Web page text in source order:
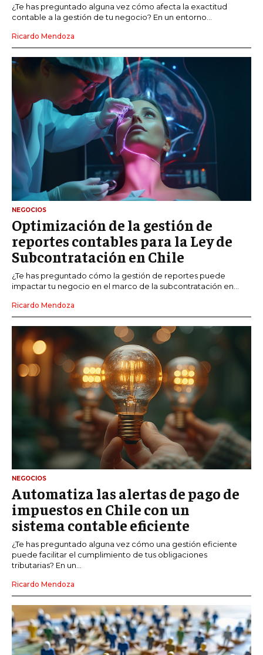
¿Te has preguntado alguna vez cómo afecta la exactitud
contable a la gestión de tu negocio? En un entorno...
Ricardo Mendoza
NEGOCIOS
Optimización de la gestión de
reportes contables para la Ley de
Subcontratación en Chile
¿Te has preguntado cómo la gestión de reportes puede
impactar tu negocio en el marco de la subcontratación en...
Ricardo Mendoza
NEGOCIOS
Automatiza las alertas de pago de
impuestos en Chile con un
sistema contable eficiente
¿Te has preguntado alguna vez cómo una gestión eficiente
puede facilitar el cumplimiento de tus obligaciones
tributarias? En un...
Ricardo Mendoza